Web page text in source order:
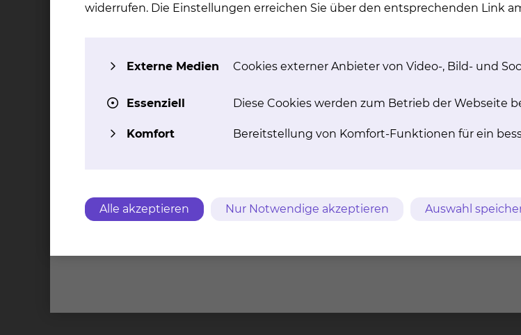
Spastiken
Je nach Polung der Elektroden kann das Stangerbad beruhigend oder Anregend
widerrufen. Die Einstellungen erreichen Sie über den entsprechenden Link
Externe Medien Cookies externer Anbieter von Video-, Bild- und
Essenziell Diese Cookies werden zum Betrieb der Webseite
Komfort Bereitstellung von Komfort-Funktionen für ein
Alle akzeptieren Nur Notwendige akzeptieren Auswahl